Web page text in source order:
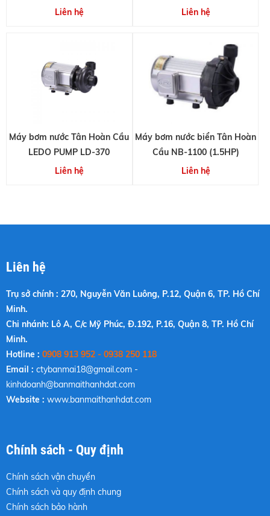
Liên hệ
Liên hệ
Máy bơm nước Tân Hoàn Cầu
LEDO PUMP LD-370
Liên hệ
Máy bơm nước biển Tân Hoàn
Cầu NB-1100 (1.5HP)
Liên hệ
Liên hệ
Trụ sở chính : 270, Nguyễn Văn Luông, P.12, Quận 6, TP. Hồ Chí
Minh.
Chi nhánh: Lô A, C/c Mỹ Phúc, Đ.192, P.16, Quận 8, TP. Hồ Chí
Minh.
Hotline : 0908 913 952 - 0938 250 118
Email : ctybanmai18@gmail.com -
kinhdoanh@banmaithanhdat.com
Website : www.banmaithanhdat.com
Chính sách - Quy định
Chính sách vận chuyển
Chính sách và quy định chung
Chính sách bảo hành